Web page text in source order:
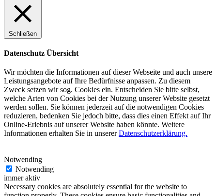
Schließen
Datenschutz Übersicht
Wir möchten die Informationen auf dieser Webseite und auch unsere
Leistungsangebote auf Ihre Bedürfnisse anpassen. Zu diesem
Zweck setzen wir sog. Cookies ein. Entscheiden Sie bitte selbst,
welche Arten von Cookies bei der Nutzung unserer Website gesetzt
werden sollen. Sie können jederzeit auf die notwendigen Cookies
reduzieren, bedenken Sie jedoch bitte, dass dies einen Effekt auf Ihr
Online-Erlebnis auf unserer Website haben könnte. Weitere
Informationen erhalten Sie in unsererDatenschutzerklärung.
Notwending
Notwending
immer aktiv
Necessary cookies are absolutely essential for the website to